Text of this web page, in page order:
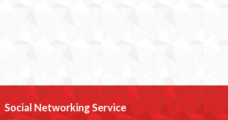
Social Networking Service